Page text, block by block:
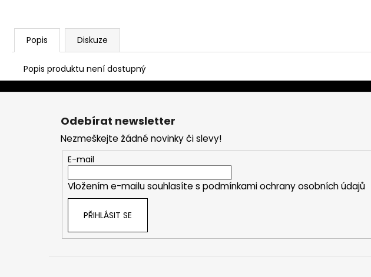
Popis Diskuze
Popis produktu není dostupný
Z
Odebírat newsletter
Nezmeškejte žádné novinky či slevy!
E-mail
Vložením e-mailu souhlasíte s podmínkami ochrany osobních údajů
PŘIHLÁSIT SE